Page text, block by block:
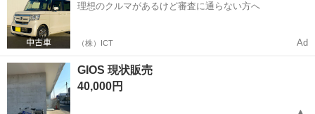
理想のクルマがあるけど審査に通らない方へ
（株）ICT Ad
GIOS 現状販売
40,000円